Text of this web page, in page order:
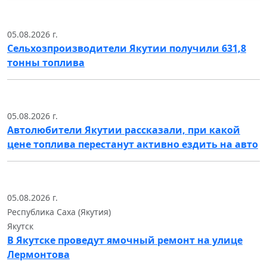
05.08.2026 г.
Сельхозпроизводители Якутии получили 631,8
тонны топлива
05.08.2026 г.
Автолюбители Якутии рассказали, при какой
цене топлива перестанут активно ездить на авто
05.08.2026 г.
Республика Саха (Якутия)
Якутск
В Якутске проведут ямочный ремонт на улице
Лермонтова